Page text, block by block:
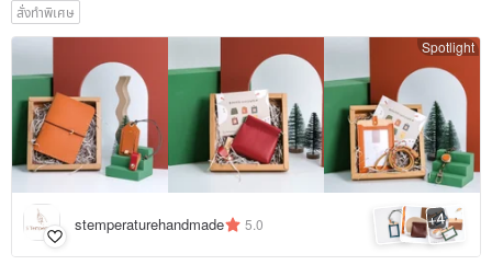
สั่งทำพิเศษ
Spotlight
stemperaturehandmade 5.0 +4